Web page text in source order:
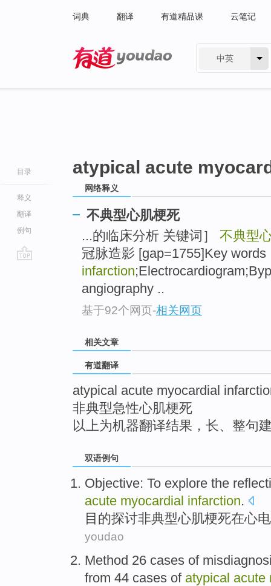
词典 翻译 有道精品课 云笔记
中英
目录
释义
翻译
例句
atypical acute
网络释义
不典型心肌梗死
...的临床分析 关键词］ 不典型
冠脉造影 [gap=1755]Key words
infarction
angiography ..
基于92个网页-相关网页
相关文章
有道翻译
atypical acute myocardial
非典型急性心肌梗死
以上为机器翻译结果，长、整句
双语例句
Objective: To explore the
acute myocardial infarction.
目的探讨非典型心肌梗死在心
youdao
Method 26 cases of
from 44 cases of atypical acute